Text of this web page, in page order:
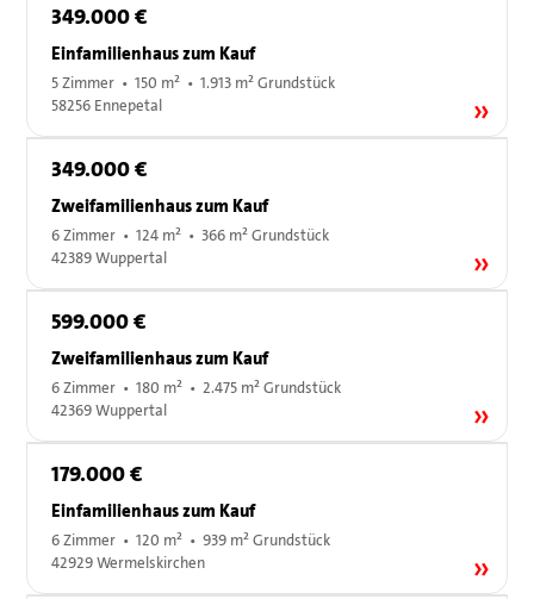
349.000 €
Einfamilienhaus zum Kauf
5 Zimmer • 150 m² • 1.913 m² Grundstück
58256 Ennepetal
349.000 €
Zweifamilienhaus zum Kauf
6 Zimmer • 124 m² • 366 m² Grundstück
42389 Wuppertal
599.000 €
Zweifamilienhaus zum Kauf
6 Zimmer • 180 m² • 2.475 m² Grundstück
42369 Wuppertal
179.000 €
Einfamilienhaus zum Kauf
6 Zimmer • 120 m² • 939 m² Grundstück
42929 Wermelskirchen